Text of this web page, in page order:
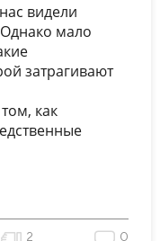
видели
мало
затрагивают
как
2 0